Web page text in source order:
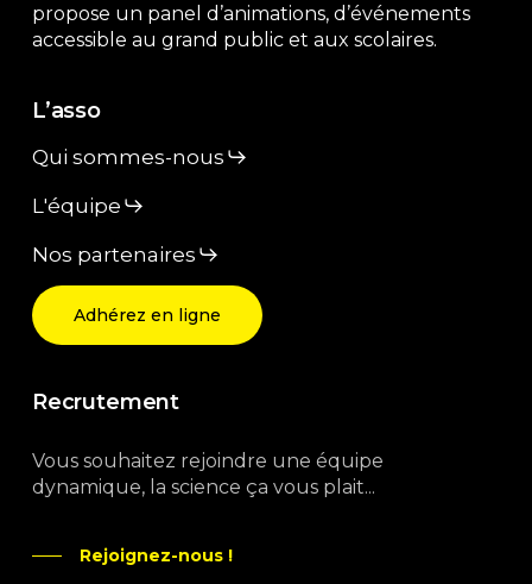
propose un panel d’animations, d’événements
accessible au grand public et aux scolaires.
L’asso
Qui sommes-nous
L'équipe
Nos partenaires
Adhérez en ligne
Recrutement
Vous souhaitez rejoindre une équipe
dynamique, la science ça vous plait...
Rejoignez-nous !